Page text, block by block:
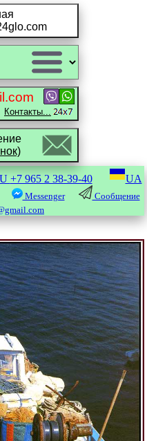
Контакты...
+7 965 2 38-39-40
UA
Messenger
Сообщение